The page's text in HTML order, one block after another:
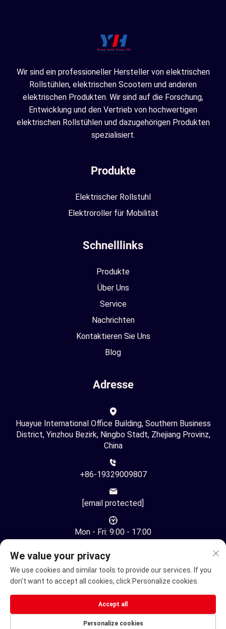
Wir sind ein professioneller Hersteller von elektrischen
Rollstühlen, elektrischen Scootern und anderen
elektrischen Produkten. Wir sind auf die Forschung,
Entwicklung und den Vertrieb von hochwertigen
elektrischen Rollstühlen und dazugehörigen Produkten
spezialisiert.
Produkte
Elektrischer Rollstuhl
Elektroroller für Mobilität
Schnelllinks
Produkte
Über Uns
Service
Nachrichten
Kontaktieren Sie Uns
Blog
Adresse
Huayue International Office Building, Southern Business
District, Yinzhou Bezirk, Ningbo Stadt, Zhejiang Provinz,
China
+86-19329009807
[email protected]
Mon - Fri: 9:00 - 17:00
Urheberrecht © Ningbo Youhuan Automation Technology Co.,
Ltd. Alle Rechte vorbehalten -
Elektrischer Rollstuhl Elektrische Mobilitätsscooter
We value your privacy
We use cookies and similar tools to provide our services. If you
don't want to accept all cookies, click Personalize cookies.
Personalize cookies
Accept all